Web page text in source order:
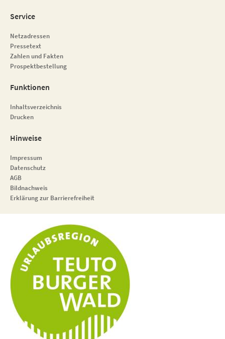
Service
Netzadressen
Pressetext
Zahlen und Fakten
Prospektbestellung
Funktionen
Inhaltsverzeichnis
Drucken
Hinweise
Impressum
Datenschutz
AGB
Bildnachweis
Erklärung zur Barrierefreiheit